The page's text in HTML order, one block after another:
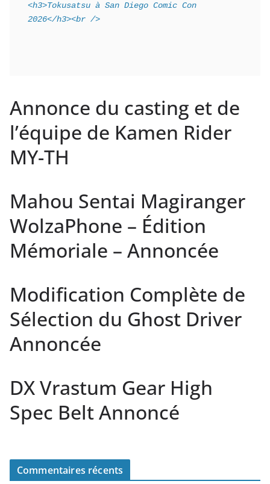
<h3>Tokusatsu à San Diego Comic Con
2026</h3><br />
Annonce du casting et de
l’équipe de Kamen Rider
MY-TH
Mahou Sentai Magiranger
WolzaPhone – Édition
Mémoriale – Annoncée
Modification Complète de
Sélection du Ghost Driver
Annoncée
DX Vrastum Gear High
Spec Belt Annoncé
Commentaires récents